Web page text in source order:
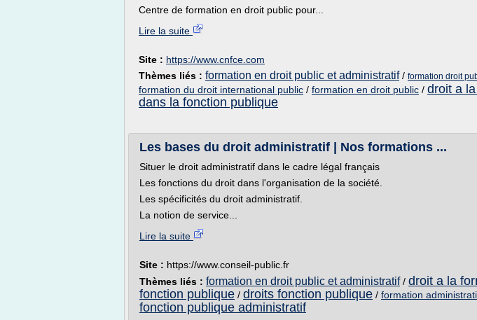
Centre de formation en droit public pour...
Lire la suite
Site : https://www.cnfce.com
Thèmes liés : formation en droit public et administratif/ formation droit
formation du droit international public / formation en droit public / droit a
dans la fonction publique
Les bases du droit administratif | Nos formations ...
Situer le droit administratif dans le cadre légal français
Les fonctions du droit dans l'organisation de la société.
Les spécificités du droit administratif.
La notion de service...
Lire la suite
Site : https://www.conseil-public.fr
Thèmes liés : formation en droit public et administratif/ droit a la
fonction publique / droits fonction publique / formation
fonction publique administratif